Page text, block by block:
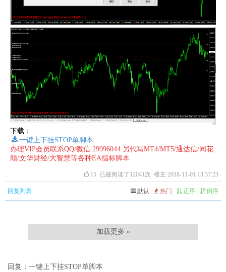
下载：
一键上下挂STOP单脚本
办理VIP会员联系QQ/微信:29996044 另代写MT4/MT5/通达信/同花
顺/文华财经/大智慧等各种EA指标脚本
15 已被阅读了12041次 楼主 2018-11-01 13:37:23
回复列表 默认 热门 正序 倒序
加载更多 »
回复：一键上下挂STOP单脚本